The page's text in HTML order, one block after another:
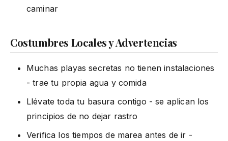
caminar
Costumbres Locales y Advertencias
Muchas playas secretas no tienen instalaciones
- trae tu propia agua y comida
Llévate toda tu basura contigo - se aplican los
principios de no dejar rastro
Verifica los tiempos de marea antes de ir -